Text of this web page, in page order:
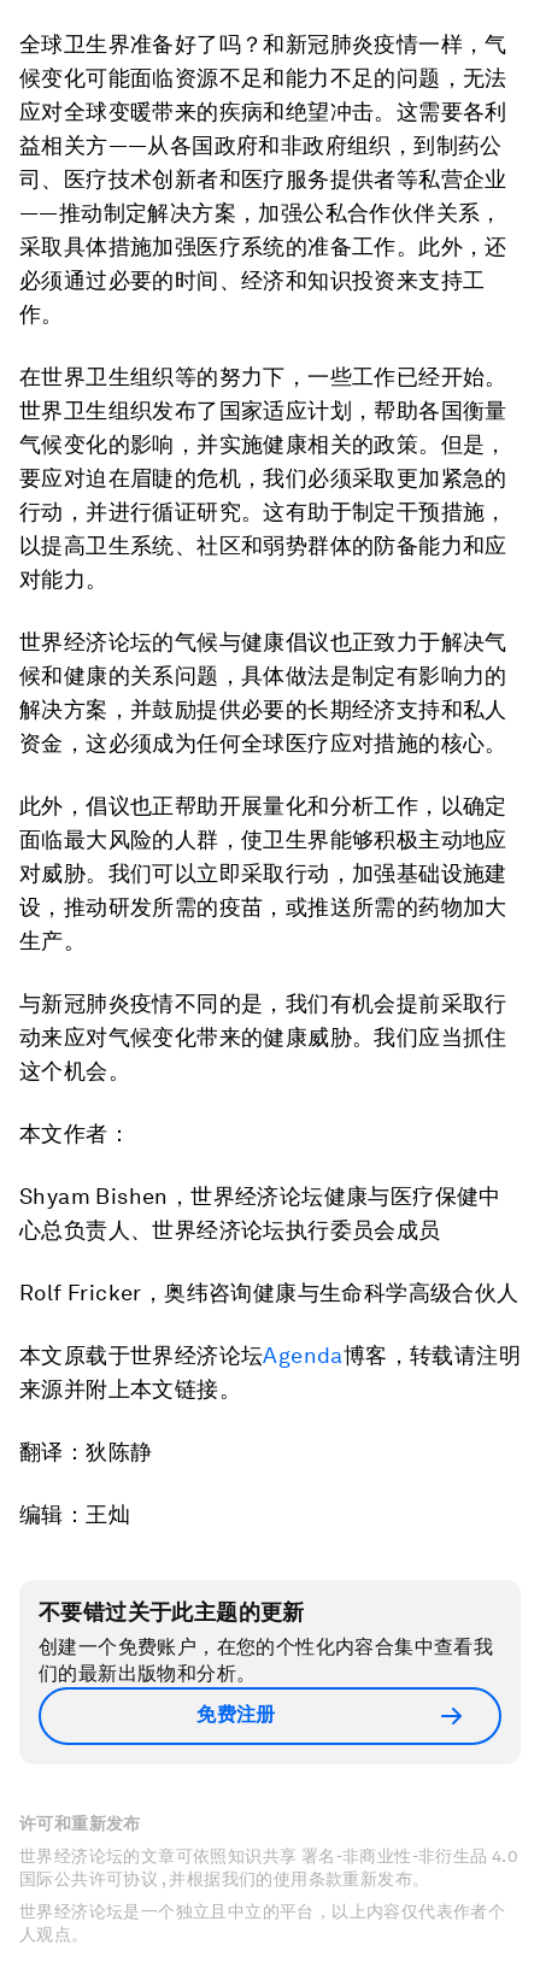
全球卫生界准备好了吗？和新冠肺炎疫情一样，气
候变化可能面临资源不足和能力不足的问题，无法
应对全球变暖带来的疾病和绝望冲击。这需要各利
益相关方——从各国政府和非政府组织，到制药公
司、医疗技术创新者和医疗服务提供者等私营企业
——推动制定解决方案，加强公私合作伙伴关系，
采取具体措施加强医疗系统的准备工作。此外，还
必须通过必要的时间、经济和知识投资来支持工
作。
在世界卫生组织等的努力下，一些工作已经开始。
世界卫生组织发布了国家适应计划，帮助各国衡量
气候变化的影响，并实施健康相关的政策。但是，
要应对迫在眉睫的危机，我们必须采取更加紧急的
行动，并进行循证研究。这有助于制定干预措施，
以提高卫生系统、社区和弱势群体的防备能力和应
对能力。
世界经济论坛的气候与健康倡议也正致力于解决气
候和健康的关系问题，具体做法是制定有影响力的
解决方案，并鼓励提供必要的长期经济支持和私人
资金，这必须成为任何全球医疗应对措施的核心。
此外，倡议也正帮助开展量化和分析工作，以确定
面临最大风险的人群，使卫生界能够积极主动地应
对威胁。我们可以立即采取行动，加强基础设施建
设，推动研发所需的疫苗，或推送所需的药物加大
生产。
与新冠肺炎疫情不同的是，我们有机会提前采取行
动来应对气候变化带来的健康威胁。我们应当抓住
这个机会。
本文作者：
Shyam Bishen，世界经济论坛健康与医疗保健中
心总负责人、世界经济论坛执行委员会成员
Rolf Fricker，奥纬咨询健康与生命科学高级合伙人
本文原载于世界经济论坛Agenda博客，转载请注明
来源并附上本文链接。
翻译：狄陈静
编辑：王灿
不要错过关于此主题的更新
创建一个免费账户，在您的个性化内容合集中查看我
们的最新出版物和分析。
免费注册
许可和重新发布
世界经济论坛的文章可依照知识共享 署名-非商业性-非衍生品 4.0
国际公共许可协议 , 并根据我们的使用条款重新发布。
世界经济论坛是一个独立且中立的平台，以上内容仅代表作者个
人观点。